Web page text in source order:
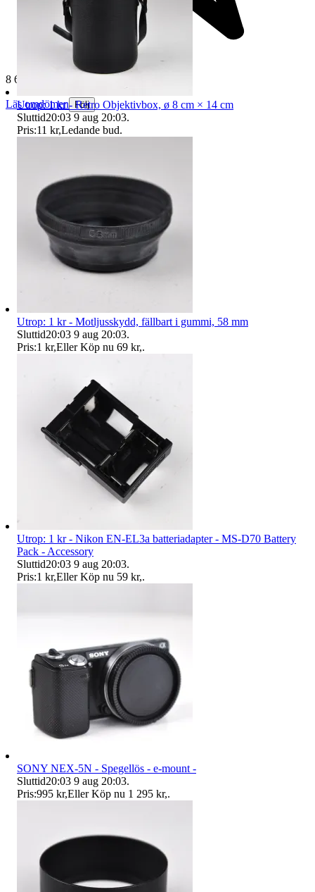
8 618 omdömen
Läs omdömen Följ
Utrop: 1 kr - Retro Objektivbox, ø 8 cm × 14 cm
Sluttid20:03 9 aug 20:03.
Pris:11 kr,Ledande bud.
Utrop: 1 kr - Motljusskydd, fällbart i gummi, 58 mm
Sluttid20:03 9 aug 20:03.
Pris:1 kr,Eller Köp nu 69 kr,.
Utrop: 1 kr - Nikon EN-EL3a batteriadapter - MS-D70 Battery
Pack - Accessory
Sluttid20:03 9 aug 20:03.
Pris:1 kr,Eller Köp nu 59 kr,.
SONY NEX-5N - Spegellös - e-mount -
Sluttid20:03 9 aug 20:03.
Pris:995 kr,Eller Köp nu 1 295 kr,.